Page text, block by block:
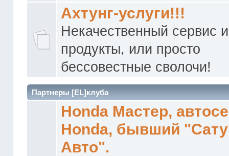
Ахтунг-услуги!!!
Некачественный сервис и
продукты, или просто
бессовестные сволочи!
Партнеры [EL]клуба
Honda Мастер,
Honda, бывший
Авто".